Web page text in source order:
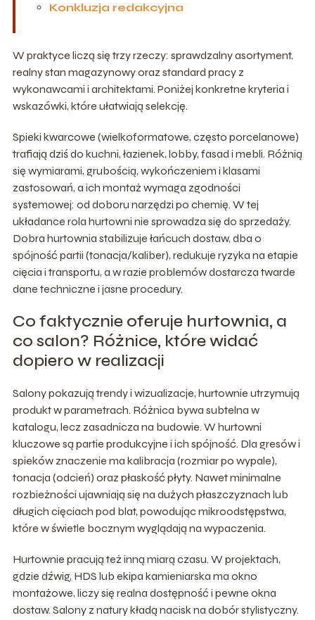
Konkluzja redakcyjna
W praktyce liczą się trzy rzeczy: sprawdzalny asortyment,
realny stan magazynowy oraz standard pracy z
wykonawcami i architektami. Poniżej konkretne kryteria i
wskazówki, które ułatwiają selekcję.
Spieki kwarcowe (wielkoformatowe, często porcelanowe)
trafiają dziś do kuchni, łazienek, lobby, fasad i mebli. Różnią
się wymiarami, grubością, wykończeniem i klasami
zastosowań, a ich montaż wymaga zgodności
systemowej: od doboru narzędzi po chemię. W tej
układance rola hurtowni nie sprowadza się do sprzedaży.
Dobra hurtownia stabilizuje łańcuch dostaw, dba o
spójność partii (tonacja/kaliber), redukuje ryzyka na etapie
cięcia i transportu, a w razie problemów dostarcza twarde
dane techniczne i jasne procedury.
Co faktycznie oferuje hurtownia, a
co salon? Różnice, które widać
dopiero w realizacji
Salony pokazują trendy i wizualizacje, hurtownie utrzymują
produkt w parametrach. Różnica bywa subtelna w
katalogu, lecz zasadnicza na budowie. W hurtowni
kluczowe są partie produkcyjne i ich spójność. Dla gresów i
spieków znaczenie ma kalibracja (rozmiar po wypale),
tonacja (odcień) oraz płaskość płyty. Nawet minimalne
rozbieżności ujawniają się na dużych płaszczyznach lub
długich cięciach pod blat, powodując mikroodstępstwa,
które w świetle bocznym wyglądają na wypaczenia.
Hurtownie pracują też inną miarą czasu. W projektach,
gdzie dźwig, HDS lub ekipa kamieniarska ma okno
montażowe, liczy się realna dostępność i pewne okna
dostaw. Salony z natury kładą nacisk na dobór stylistyczny.